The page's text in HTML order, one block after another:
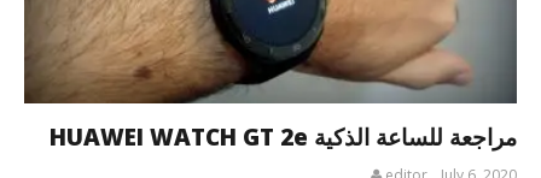
مراجعة للساعة الذكية HUAWEI WATCH GT 2e